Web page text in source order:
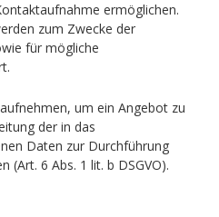
ermöglichen.
zum Zwecke der
für mögliche
um ein Angebot zu
der in das
Daten zur Durchführung
(Art. 6 Abs. 1 lit. b DSGVO).